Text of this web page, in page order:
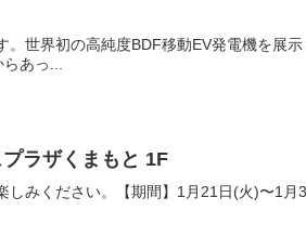
世界初の高純度BDF移動EV発電機を展示
あっ...
ラザくまもと 1F
みください。【期間】1月21日(火)〜1月